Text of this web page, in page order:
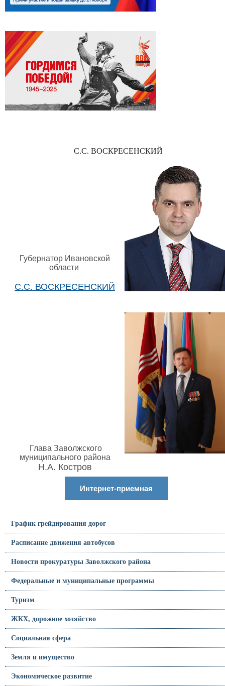
С.С. ВОСКРЕСЕНСКИЙ
Губернатор Ивановской
области
С.С. ВОСКРЕСЕНСКИЙ
Глава Заволжского
муниципального района
Н.А. Костров
Интернет-приемная
График грейдирования дорог
Расписание движения автобусов
Новости прокуратуры Заволжского района
Федеральные и муниципальные программы
Туризм
ЖКХ, дорожное хозяйство
Социальная сфера
Земля и имущество
Экономическое развитие